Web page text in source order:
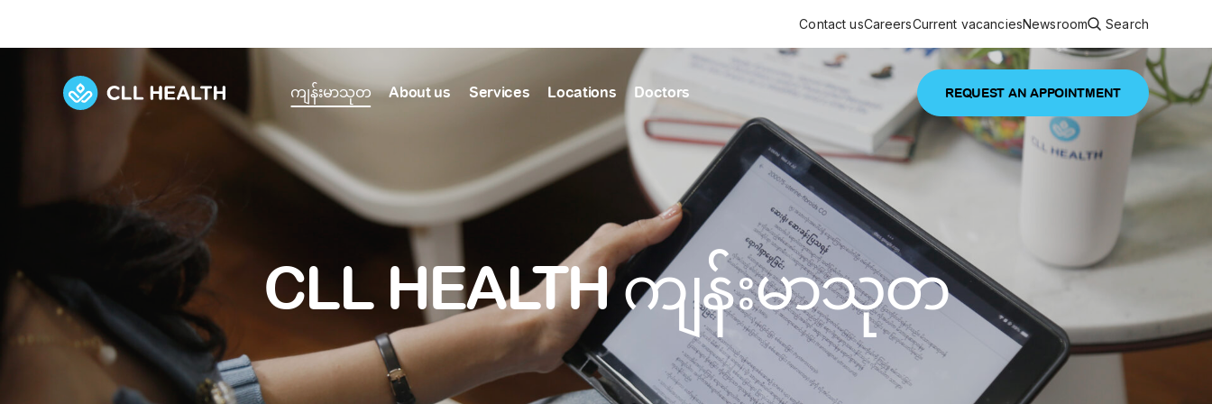
ကျန်းမာသုတ
View all health articles
Emergencies
Diseases and Conditions
Symptoms
Tests and Procedures
Find Health articles by first letter
A B G H I J
Q R S
X Y Z
Or search by keyword
ALL ARTICLES
Featured article
About us
About us
Discover our commitment to transforming healthcare
Our history
Careers
News & Announcements
Services
Explore Services
Comprehensive care for your health and well-being
Primary care Developmental screening
Immunisation Diagnostics
Digestive care Fertility care
Our featured services
Trusted care for every stage of life
Primary care
Comprehensive and continuing health care from prenatal
to elderly stages, coordinating with specialists as
needed
Locations
Our Facilities
Comprehensive care for your health and well-being
Our polyclinics
Quality primary and specialty care near you
Our clinics
Diagnostics and treatment in one place
Our clinics
Dedicated to providing comprehensive interdisciplinary
healthcare services
Shin Saw Pu Clinic
A Top-Tier Primary Care Facility Inaugurated in Yangon for
Local and Expatriate Families
Doctors REQUEST AN APPOINTMENT
Contact usCareersCurrent vacanciesNewsroom Search
CLL HEALTH ကျန်းမာသုတ